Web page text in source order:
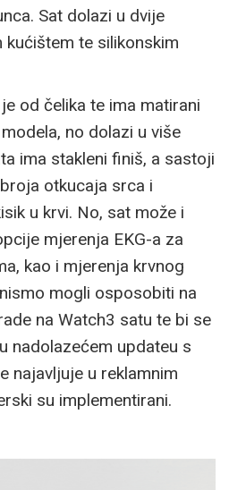
Sat dolazi u dvije
kućištem te silikonskim
od čelika te ima matirani
no dolazi u više
ima stakleni finiš, a sastoji
otkucaja srca i
u krvi. No, sat može i
mjerenja EKG-a za
kao i mjerenja krvnog
mogli osposobiti na
na Watch3 satu te bi se
nadolazećem updateu s
najavljuje u reklamnim
su implementirani.